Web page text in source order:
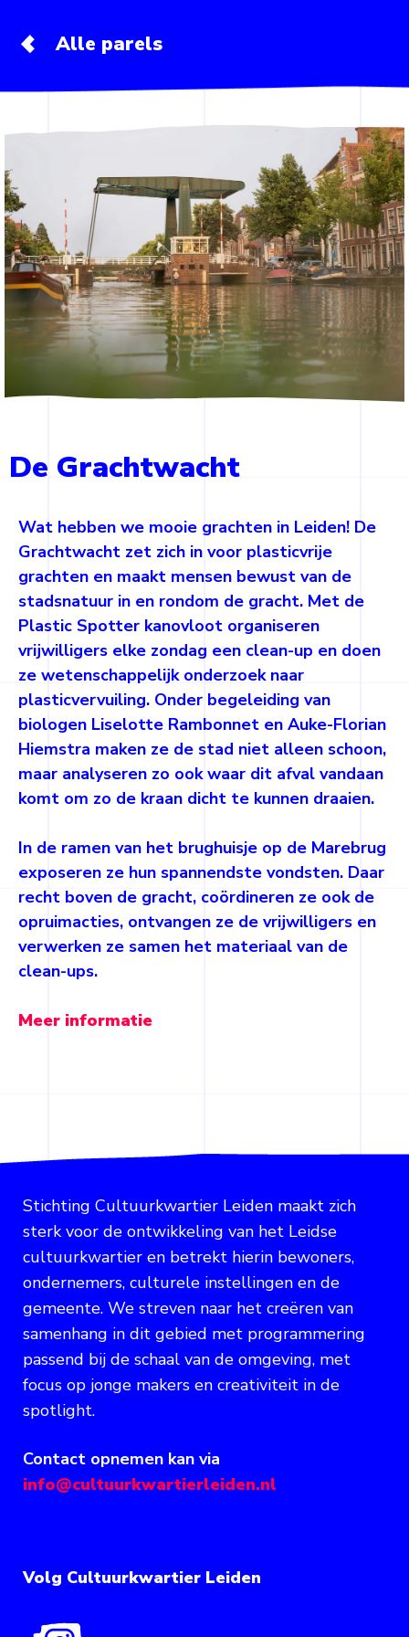
Alle parels
De Grachtwacht
Wat hebben we mooie grachten in Leiden! De
Grachtwacht zet zich in voor plasticvrije
grachten en maakt mensen bewust van de
stadsnatuur in en rondom de gracht. Met de
Plastic Spotter kanovloot organiseren
vrijwilligers elke zondag een clean-up en doen
ze wetenschappelijk onderzoek naar
plasticvervuiling. Onder begeleiding van
biologen Liselotte Rambonnet en Auke-Florian
Hiemstra maken ze de stad niet alleen schoon,
maar analyseren zo ook waar dit afval vandaan
komt om zo de kraan dicht te kunnen draaien.
In de ramen van het brughuisje op de Marebrug
exposeren ze hun spannendste vondsten. Daar
recht boven de gracht, coördineren ze ook de
opruimacties, ontvangen ze de vrijwilligers en
verwerken ze samen het materiaal van de
clean-ups.
Meer informatie
Stichting Cultuurkwartier Leiden maakt zich
sterk voor de ontwikkeling van het Leidse
cultuurkwartier en betrekt hierin bewoners,
ondernemers, culturele instellingen en de
gemeente. We streven naar het creëren van
samenhang in dit gebied met programmering
passend bij de schaal van de omgeving, met
focus op jonge makers en creativiteit in de
spotlight.
Contact opnemen kan via
info@cultuurkwartierleiden.nl
Volg Cultuurkwartier Leiden